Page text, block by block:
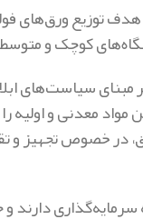
با ۳۰ سال قدمت، با
کوچک و
مبنای سیاست‌های
معدنی و اولیه
در خصوص
سرمایه‌گذاری